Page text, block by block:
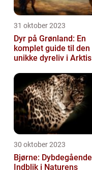
31 oktober 2023
Dyr på Grønland: En
komplet guide til den
unikke dyreliv i Arktis
30 oktober 2023
Bjørne: Dybdegående
Indblik i Naturens